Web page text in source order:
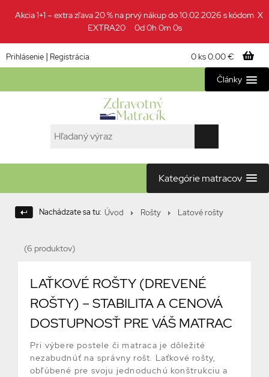
Akcia 1+1 – extra zľava 20 % na prvý nákup do 10.02.2026 s kódom
EXTRA20 0d 0h 0m 0s
X
Prihlásenie | Registrácia 0 ks0.00 €
Články
Kategórie matracov
Nachádzate sa tu: Úvod Rošty Latové rošty
(6 produktov)
LAŤKOVÉ ROŠTY (DREVENÉ
ROŠTY) – STABILITA A CENOVÁ
DOSTUPNOSŤ PRE VÁŠ MATRAC
Pri výbere postele či matraca je dôležité
nezabudnúť na správny rošt. Laťkové rošty,
obľúbené pre svoju jednoduchú konštrukciu a